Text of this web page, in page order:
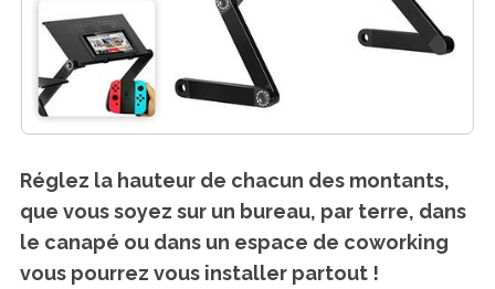
Réglez la hauteur de chacun des montants,
que vous soyez sur un bureau, par terre, dans
le canapé ou dans un espace de coworking
vous pourrez vous installer partout !